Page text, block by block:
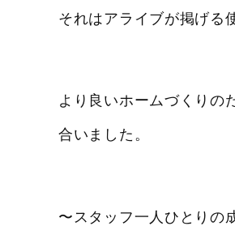
それはアライブが掲げる
より良いホームづくりの
合いました。
〜スタッフ一人ひとりの